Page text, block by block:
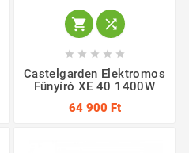
 
    
Castelgarden Elektromos
Fűnyíró XE 40 1400W
64 900 Ft